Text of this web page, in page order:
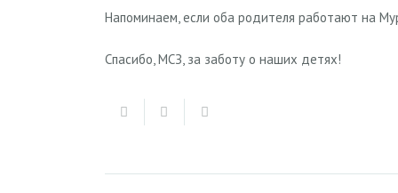
Напоминаем, если оба родителя работают на
Спасибо, МСЗ, за заботу о наших детях!